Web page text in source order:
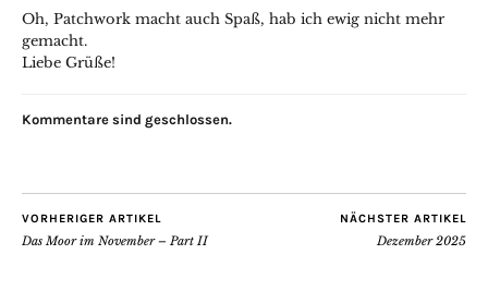
Oh, Patchwork macht auch Spaß, hab ich ewig nicht mehr
gemacht.
Liebe Grüße!
Kommentare sind geschlossen.
VORHERIGER ARTIKEL
Das Moor im November – Part II
NÄCHSTER ARTIKEL
Dezember 2025